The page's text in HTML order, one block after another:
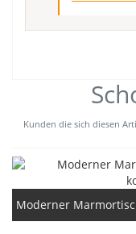
Kunden die sich diesen
Moderner